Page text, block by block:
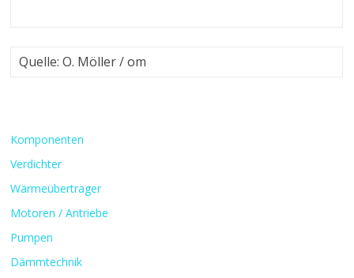
Quelle: O. Möller / om
Komponenten
Verdichter
Wärmeübertrager
Motoren / Antriebe
Pumpen
Dämmtechnik